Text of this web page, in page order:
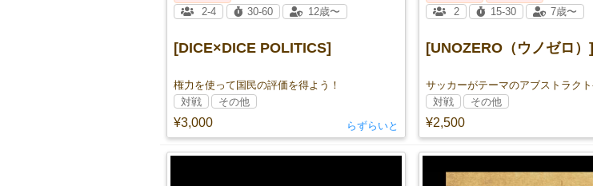
[DICE×DICE POLITICS]
権力を使って国民の評価を得よう！
¥3,000
2-4 30-60 12歳〜
対戦 その他
らずらいと
[UNOZERO（ウノゼロ）]
¥2,500
2 15-30 7歳〜
対戦 その他